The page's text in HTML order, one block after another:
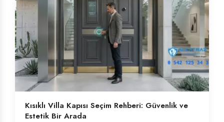
Kısıklı Villa Kapısı Seçim Rehberi: Güvenlik ve
Estetik Bir Arada